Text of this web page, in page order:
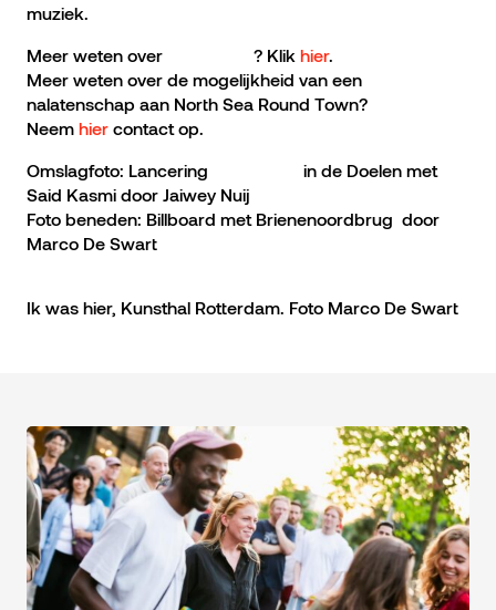
muziek.
Meer weten over
? Klik hier.
Meer weten over de mogelijkheid van een
nalatenschap aan North Sea Round Town?
Neem hier contact op.
Omslagfoto: Lancering
in de Doelen met
Said Kasmi door Jaiwey Nuij
Foto beneden: Billboard met Brienenoordbrug door
Marco De Swart
Ik was hier, Kunsthal Rotterdam. Foto Marco De Swart